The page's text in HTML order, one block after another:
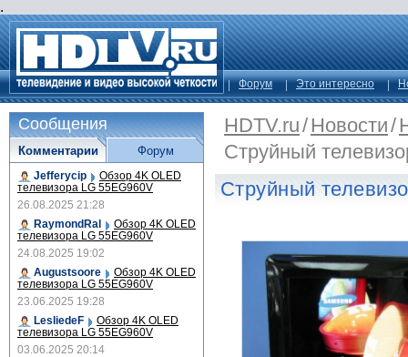
.
Форум Это интересно
HDTV.ru/Новости/
Струйный
Струйный
Сообщения
Комментарии
Jefferycip Обзор 4K OLED
телевизора LG 55EG960V
26.08.2025 21:28
RaymondRal
Обзор 4K OLED
телевизора LG 55EG960V
24.08.2025 19:02
Augustsoore
Обзор 4K OLED
телевизора LG 55EG960V
23.06.2025 19:28
LesliedeF
Обзор 4K OLED
телевизора LG 55EG960V
03.06.2025 20:14
Форум